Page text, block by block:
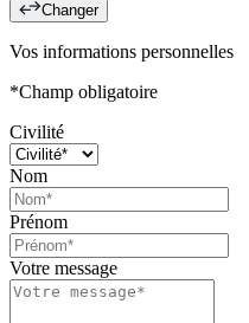
Changer
Vos informations personnelles
*Champ obligatoire
Civilité
Nom
Prénom
Votre message